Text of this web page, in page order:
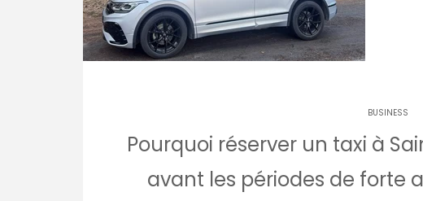
BUSINESS
Pourquoi réserver un taxi à
avant les périodes de forte